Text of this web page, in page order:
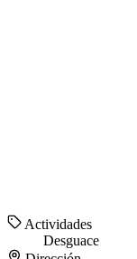
Actividades
Desguace